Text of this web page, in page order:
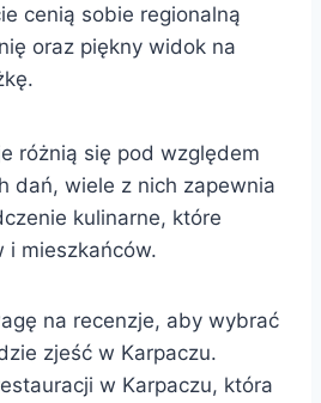
cenią sobie regionalną
oraz piękny widok na
różnią się pod względem
dań, wiele z nich zapewnia
kulinarne, które
i mieszkańców.
na recenzje, aby wybrać
zjeść w Karpaczu.
w Karpaczu, która